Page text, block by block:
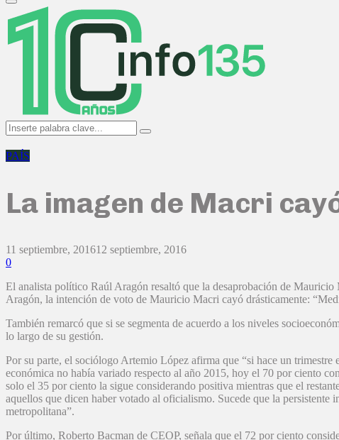
Primary
Menu
Search
for:
Search
PAÍS
La imagen de Macri
11 septiembre, 201612 septiembre, 2016
0
El analista político Raúl Aragón resaltó que la desaprobación de
Aragón, la intención de voto de Mauricio Macri cayó drásticamente:
También remarcó que si se segmenta de acuerdo a los niveles
lo largo de su gestión.
Por su parte, el sociólogo Artemio López afirma que “si hace un
económica no había variado respecto al año 2015, hoy el 70 por ciento
solo el 35 por ciento la sigue considerando positiva mientras que el
aquellos que dicen haber votado al oficialismo. Sucede que la
metropolitana”.
Por último, Roberto Bacman de CEOP, señala que el 72 por ciento